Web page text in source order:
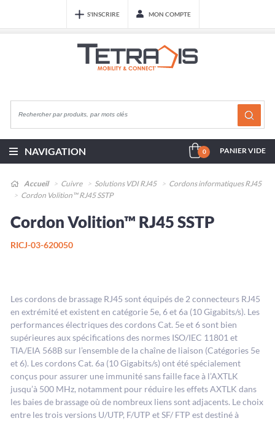
S'INSCRIRE MON COMPTE
NAVIGATION 0 PANIER VIDE
Accueil Cuivre Solutions VDI RJ45
Cordons informatiques RJ45
Cordon Volition™ RJ45 SSTP
Cordon Volition™ RJ45 SSTP
RICJ-03-620050
Les cordons de brassage RJ45 sont équipés de 2 connecteurs RJ45
en extrémité et existent en catégorie 5e, 6 et 6a (10 Gigabits/s). Les
performances électriques des cordons Cat. 5e et 6 sont bien
supérieures aux spécifications des normes ISO/IEC 11801 et
TIA/EIA 568B sur l’ensemble de la chaîne de liaison (Catégories 5e
et 6). Les cordons Cat. 6a (10 Gigabits/s) ont été spécialement
conçus pour assurer une immunité sans faille face à l’AXTLK
jusqu’à 500 MHz, notamment pour réduire les effets AXTLK dans
les baies de brassage où de nombreux liens sont adjacents. Le choix
entre les trois versions U/UTP, F/UTP et SF/ FTP est destiné à